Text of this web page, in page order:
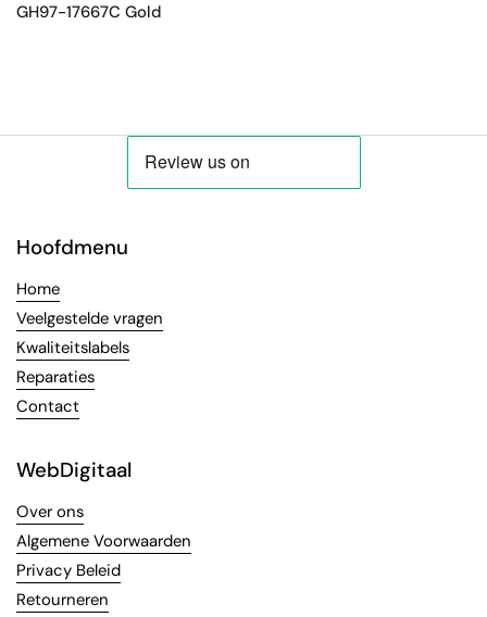
GH97-17667C Gold
Hoofdmenu
Home
Veelgestelde vragen
Kwaliteitslabels
Reparaties
Contact
WebDigitaal
Over ons
Algemene Voorwaarden
Privacy Beleid
Retourneren